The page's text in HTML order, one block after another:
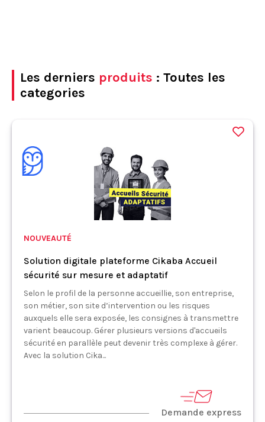
Les derniers produits : Toutes les
categories
NOUVEAUTÉ
Solution digitale plateforme Cikaba Accueil
sécurité sur mesure et adaptatif
Selon le profil de la personne accueillie, son entreprise,
son métier, son site d’intervention ou les risques
auxquels elle sera exposée, les consignes à transmettre
varient beaucoup. Gérer plusieurs versions d'accueils
sécurité en parallèle peut devenir très complexe à gérer.
Avec la solution Cika...
Demande express